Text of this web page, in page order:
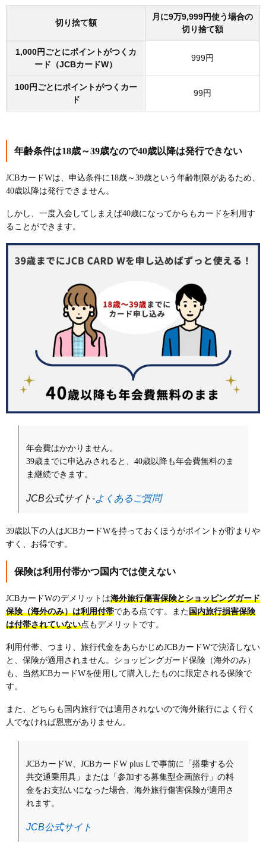
切り捨て額
月に9万9,999円使う場合の
切り捨て額
1,000円ごとにポイントがつくカ
ード（JCBカードW）
999円
100円ごとにポイントがつくカー
ド
99円
年齢条件は18歳～39歳なので40歳以降は発行できない
JCBカードWは、申込条件に18歳～39歳という年齢制限があるため、
40歳以降は発行できません。
しかし、一度入会してしまえば40歳になってからもカードを利用す
ることができます。
年会費はかかりません。
39歳までに申込みされると、40歳以降も年会費無料のま
ま継続できます。
JCB公式サイト-よくあるご質問
39歳以下の人はJCBカードWを持っておくほうがポイントが貯まりや
すく、お得です。
保険は利用付帯かつ国内では使えない
JCBカードWのデメリットは海外旅行傷害保険とショッピングガード
保険（海外のみ）は利用付帯である点です。また国内旅行損害保険
は付帯されていない点もデメリットです。
利用付帯、つまり、旅行代金をあらかじめJCBカードWで決済しない
と、保険が適用されません。ショッピングガード保険（海外のみ）
も、当然JCBカードWを使用して購入したものに限定される保険で
す。
また、どちらも国内旅行では適用されないので海外旅行によく行く
人でなければ恩恵がありません。
JCBカードW、JCBカードW plus Lで事前に「搭乗する公
共交通乗用具」または「参加する募集型企画旅行」の料
金をお支払いになった場合、海外旅行傷害保険が適用さ
れます。
JCB公式サイト